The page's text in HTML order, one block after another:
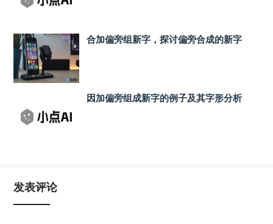
合加偏旁组新字，探讨偏旁合成的新字
因加偏旁组成新字的例子及其字形分析
发表评论